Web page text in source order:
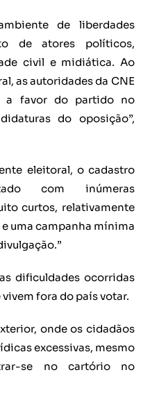
de liberdades
de atores políticos,
civil e midiática. Ao
as autoridades da CNE
a favor do partido no
do oposição”,
eleitoral, o cadastro
com inúmeras
curtos, relativamente
uma campanha mínima
dificuldades ocorridas
fora do país votar.
onde os cidadãos
excessivas, mesmo
se no cartório no